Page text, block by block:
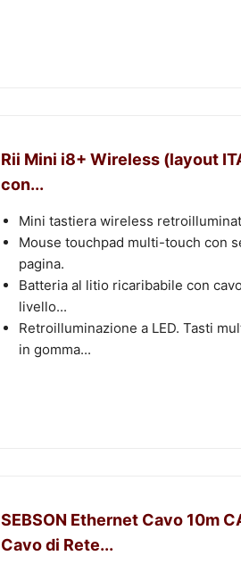
Rii Mini i8+ Wireless (layout
con...
Mini tastiera wireless
Mouse touchpad multi-touch con
pagina.
Batteria al litio ricaribabile con
livello...
Retroilluminazione a LED. Tasti
in gomma...
SEBSON Ethernet Cavo 10m
Cavo di Rete...